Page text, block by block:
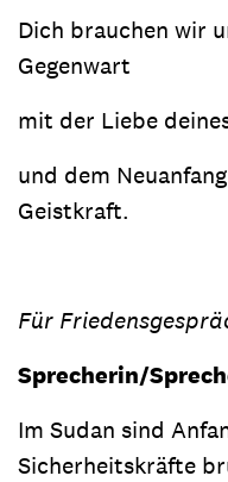
Dich brauchen wir
Gegenwart
mit der Liebe
und dem
Geistkraft.
Für
Sprecherin/
Im Sudan sind
Sicherheitskräfte